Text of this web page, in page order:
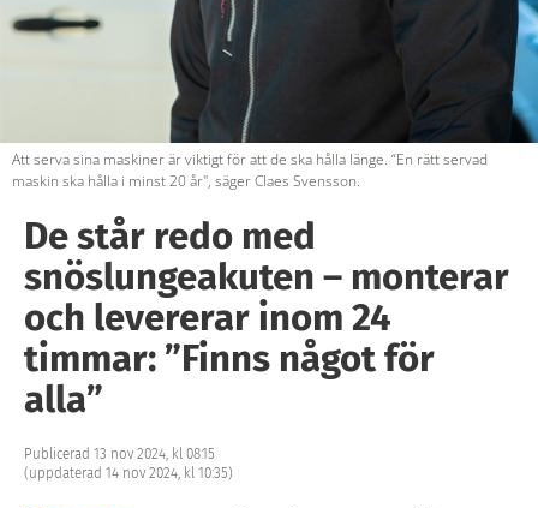
Att serva sina maskiner är viktigt för att de ska hålla länge. “En rätt servad
maskin ska hålla i minst 20 år", säger Claes Svensson.
De står redo med
snöslungeakuten – monterar
och levererar inom 24
timmar: ”Finns något för
alla”
Publicerad 13 nov 2024, kl 08:15
(uppdaterad 14 nov 2024, kl 10:35)